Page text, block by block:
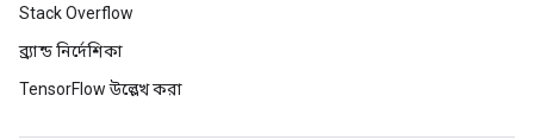
Stack Overflow
ব্র্যান্ড নির্দেশিকা
TensorFlow উল্লেখ করা